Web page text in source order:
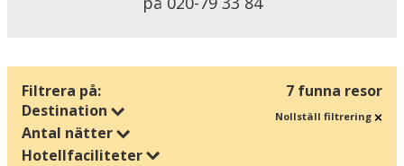
Filtrera på:
7 funna resor
Destination
Antal nätter
Hotellfaciliteter
Nollställ filtrering